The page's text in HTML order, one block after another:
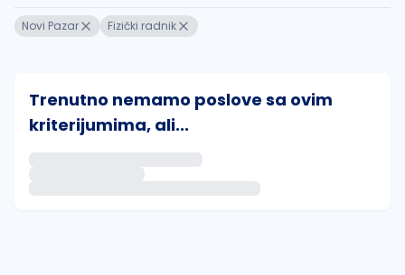
Novi Pazar Fizički radnik
Trenutno nemamo poslove sa ovim
kriterijumima, ali...